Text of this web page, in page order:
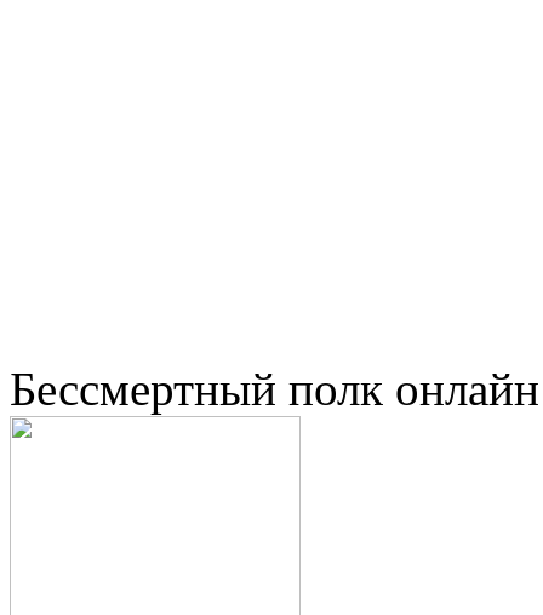
Бессмертный полк онлайн